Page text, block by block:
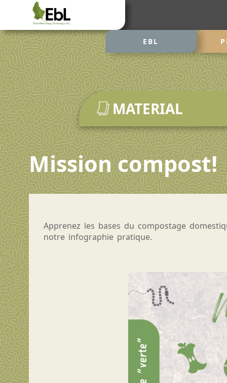
EBL
MATERIAL
Mission compost!
Apprenez les bases du compostage
notre infographie pratique.